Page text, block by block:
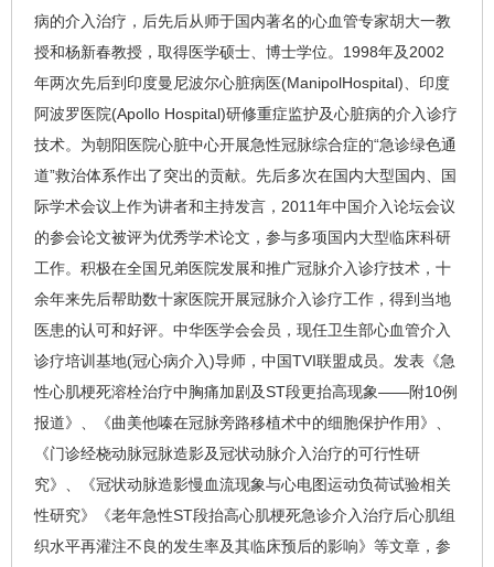
病的介入治疗，后先后从师于国内著名的心血管专家胡大一教
授和杨新春教授，取得医学硕士、博士学位。1998年及2002
年两次先后到印度曼尼波尔心脏病医(ManipolHospital)、印度
阿波罗医院(Apollo Hospital)研修重症监护及心脏病的介入诊疗
技术。为朝阳医院心脏中心开展急性冠脉综合症的“急诊绿色通
道”救治体系作出了突出的贡献。先后多次在国内大型国内、国
际学术会议上作为讲者和主持发言，2011年中国介入论坛会议
的参会论文被评为优秀学术论文，参与多项国内大型临床科研
工作。积极在全国兄弟医院发展和推广冠脉介入诊疗技术，十
余年来先后帮助数十家医院开展冠脉介入诊疗工作，得到当地
医患的认可和好评。中华医学会会员，现任卫生部心血管介入
诊疗培训基地(冠心病介入)导师，中国TVI联盟成员。发表《急
性心肌梗死溶栓治疗中胸痛加剧及ST段更抬高现象——附10例
报道》、《曲美他嗪在冠脉旁路移植术中的细胞保护作用》、
《门诊经桡动脉冠脉造影及冠状动脉介入治疗的可行性研
究》、《冠状动脉造影慢血流现象与心电图运动负荷试验相关
性研究》《老年急性ST段抬高心肌梗死急诊介入治疗后心肌组
织水平再灌注不良的发生率及其临床预后的影响》等文章，参